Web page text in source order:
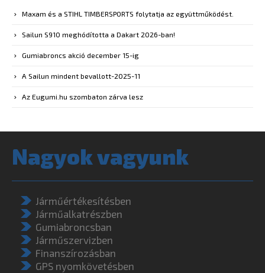
Maxam és a STIHL TIMBERSPORTS folytatja az együttműködést.
Sailun S910 meghódította a Dakart 2026-ban!
Gumiabroncs akció december 15-ig
A Sailun mindent bevallott-2025-11
Az Eugumi.hu szombaton zárva lesz
Nagyok vagyunk
Járműértékesítésben
Járműalkatrészben
Gumiabroncsban
Járműszervizben
Finanszírozásban
GPS nyomkövetésben